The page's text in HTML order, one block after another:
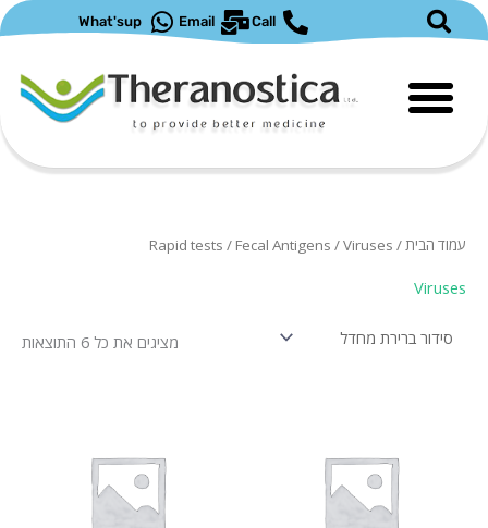
Call
Email
What'sup
עמוד הבית/
Rapid tests / Fecal Antigens / Viruses
Viruses
מציגים את כל ⁦6⁩ התוצאות